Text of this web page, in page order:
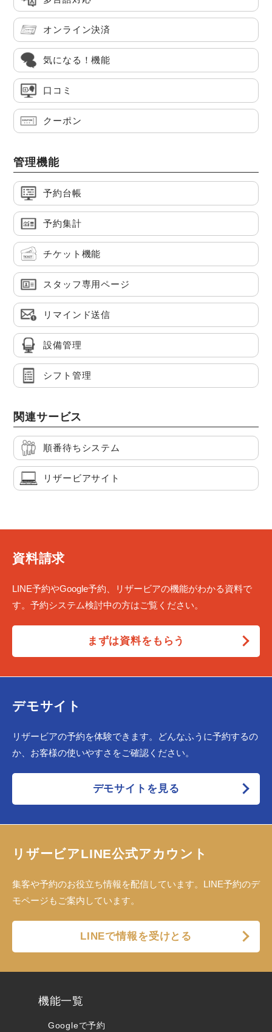
オンライン決済
気になる！機能
口コミ
クーポン
管理機能
予約台帳
予約集計
チケット機能
スタッフ専用ページ
リマインド送信
設備管理
シフト管理
関連サービス
順番待ちシステム
リザービアサイト
資料請求
LINE予約やGoogle予約、リザービアの機能がわかる資料で
す。予約システム検討中の方はご覧ください。
まずは資料をもらう
デモサイト
リザービアの予約を体験できます。どんなふうに予約するの
か、お客様の使いやすさをご確認ください。
デモサイトを見る
リザービアLINE公式アカウント
集客や予約のお役立ち情報を配信しています。LINE予約のデ
モページもご案内しています。
LINEで情報を受けとる
機能一覧
Googleで予約